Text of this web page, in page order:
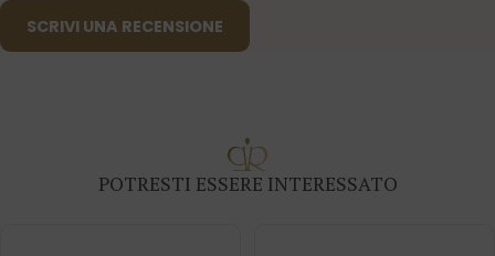
SCRIVI UNA RECENSIONE
POTRESTI ESSERE INTERESSATO